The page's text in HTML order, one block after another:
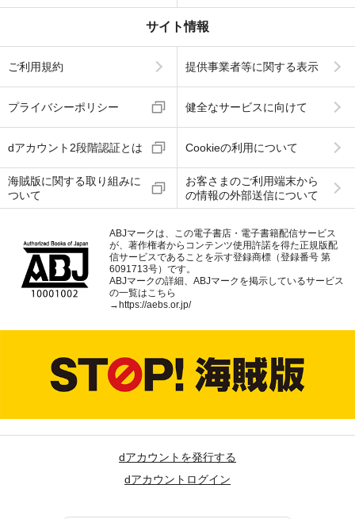
サイト情報
ご利用規約 提供事業者等に関する表示
プライバシーポリシー 健全なサービスに向けて
dアカウント2段階認証とは Cookieの利用について
海賊版に関する取り組みに
ついて
お客さまのご利用端末から
の情報の外部送信について
ABJマークは、この電子書店・電子書籍配信サービス
が、著作権者からコンテンツ使用許諾を得た正規版配
信サービスであることを示す登録商標（登録番号 第
6091713号）です。
ABJマークの詳細、ABJマークを掲示しているサービス
の一覧はこちら
→ https://aebs.or.jp/
dアカウントを発行する
dアカウントログイン